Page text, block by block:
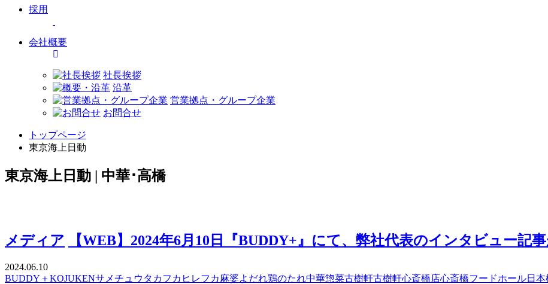
採用
会社概要
社長挨拶
沿革
営業拠点・グループ企業
お問合せ
トップページ
東京海上日動
東京海上日動 | 中華･高橋
メディア 【WEB】2024年6月10日『BUDDY+』にて、弊社代表のインタビュー記
2024.06.10
BUDDY＋KOJUKENサメチュウタカフカヒレフカ麻婆よだれ鶏のたれ中華惣菜古樹軒古樹軒心斎橋店心斎橋フードホール日